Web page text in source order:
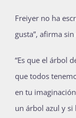
Freiyer no ha
gusta”, afirma
“Es que el árbol
que todos
en tu
un árbol azul y si